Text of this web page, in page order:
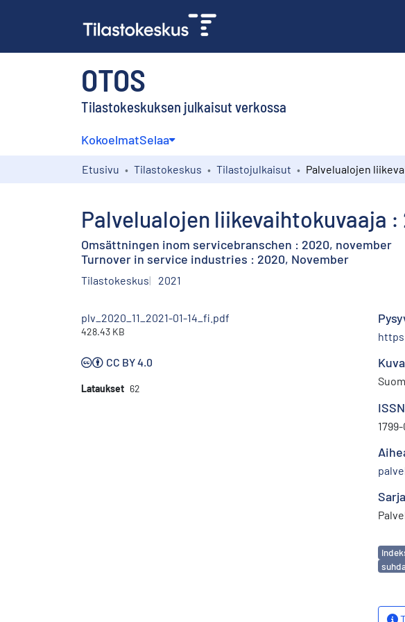
OTOS
Tilastokeskuksen julkaisut verkossa
KokoelmatSelaa
Etusivu Tilastokeskus Tilastojulkaisut
Palvelualojen liikevaihtokuvaaja
Omsättningen inom servicebranschen : 2020, november
Turnover in service industries : 2020, November
Tilastokeskus 2021
plv_2020_11_2021-01-14_fi.pdf
428.43 KB
CC BY 4.0
Lataukset 62
ISSN
Sarja